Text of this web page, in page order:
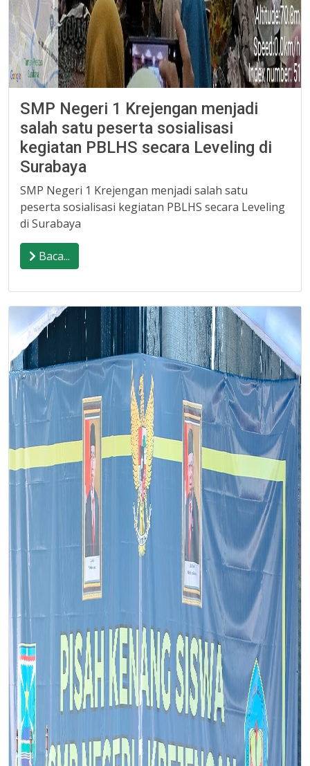
SMP Negeri 1 Krejengan menjadi
salah satu peserta sosialisasi
kegiatan PBLHS secara Leveling di
Surabaya
SMP Negeri 1 Krejengan menjadi salah satu
peserta sosialisasi kegiatan PBLHS secara Leveling
di Surabaya
Baca...